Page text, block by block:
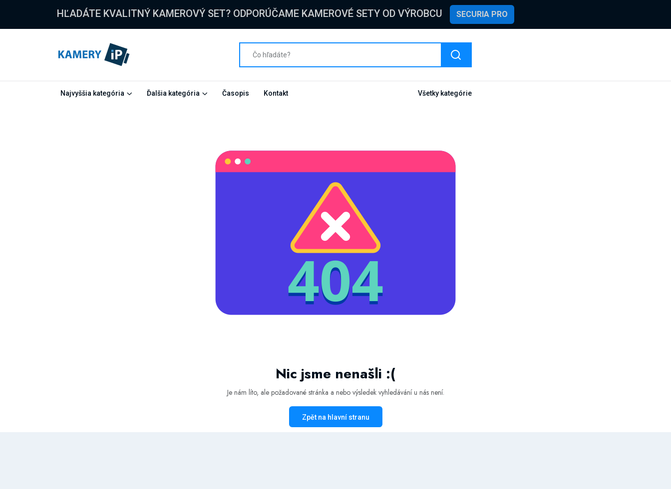
HĽADÁTE KVALITNÝ KAMEROVÝ SET? ODPORÚČAME KAMEROVÉ SETY OD VÝROBCU SECURIA PRO
Najvyššia kategória Ďalšia kategória Časopis Kontakt Všetky kategórie
Nic jsme nenašli :(
Je nám líto, ale požadované stránka a nebo výsledek vyhledávání u nás není.
Zpět na hlavní stranu